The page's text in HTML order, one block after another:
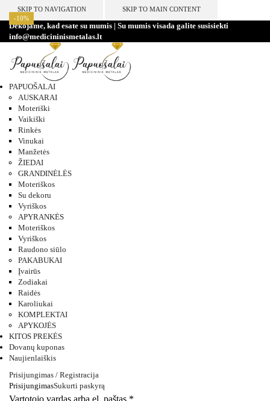
SKIP TO NAVIGATION SKIP TO MAIN CONTENT
Dėkojame, kad esate su mumis | Su mumis visada galite susisiekti
info@medicininismetalas.lt
PAPUOŠALAI
AUSKARAI
Moteriški
Vaikiški
Rinkės
Vinukai
Manžetės
ŽIEDAI
GRANDINĖLĖS
Moteriškos
Su dekoru
Vyriškos
APYRANKĖS
Moteriškos
Vyriškos
Raudono siūlo
PAKABUKAI
Įvairūs
Zodiakai
Raidės
Karoliukai
KOMPLEKTAI
APYKOJĖS
KITOS PREKĖS
Dovanų kuponas
Naujienlaiškis
Prisijungimas / Registracija
PrisijungimasSukurti paskyrą
Vartotojo vardas arba el. paštas *
-10%
-10%
-10%
-10%
-10%
-10%
-10%
-10%